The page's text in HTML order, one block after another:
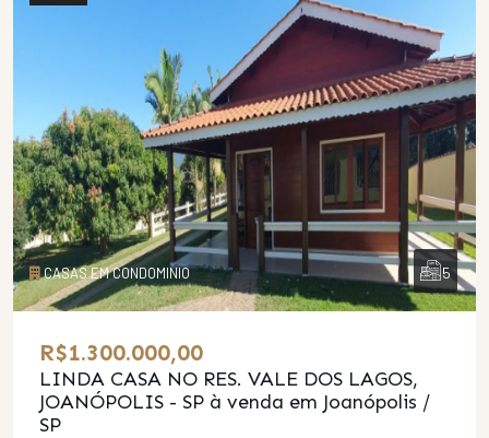
CASAS EM CONDOMINIO 5
R$1.300.000,00
LINDA CASA NO RES. VALE DOS LAGOS,
JOANÓPOLIS - SP à venda em Joanópolis /
SP